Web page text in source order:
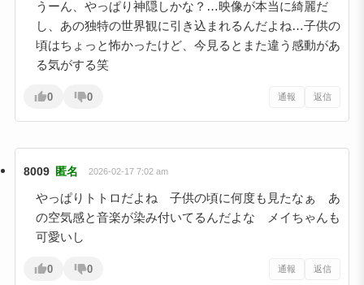
うーん、やっぱり神隠しかな？…映像が本当に綺麗だ
し、あの独特の世界観に引き込まれるんだよね…子供の
頃はちょっと怖かったけど、今見るとまた違う感動があ
る気がする笑
0 0 通報 返信
8009 匿名 2026-02-17 7:02 am
やっぱりトトロだよね 子供の頃に何度も見たなぁ あ
の空気感と音楽が染み付いてるんだよな メイちゃんも
可愛いし
0 0 通報 返信